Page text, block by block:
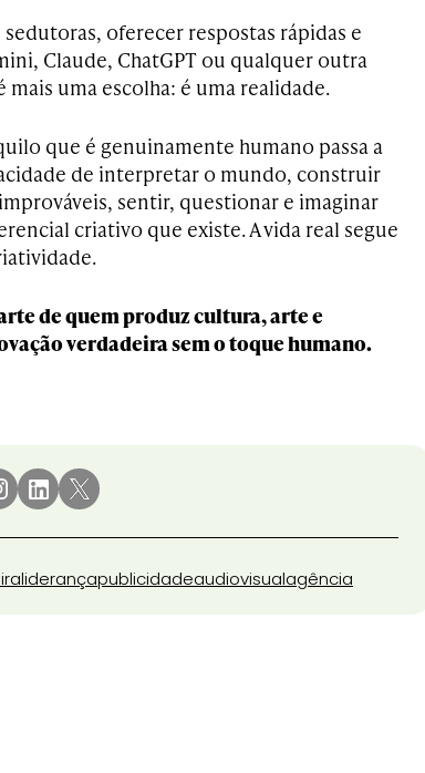
oferecer respostas rápidas e
Claude, ChatGPT ou qualquer outra
uma escolha: é uma realidade.
que é genuinamente humano passa a
de interpretar o mundo, construir
sentir, questionar e imaginar
criativo que existe. A vida real segue
de quem produz cultura, arte e
verdadeira sem o toque humano.
liderançapublicidadeaudiovisualagência